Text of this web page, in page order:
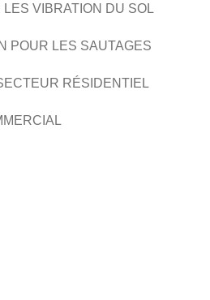
VIBRATION DU SOL
POUR LES SAUTAGES
RÉSIDENTIEL